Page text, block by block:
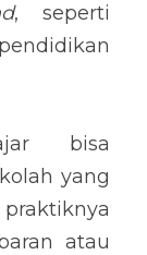
, seperti
bisa
yang
atau